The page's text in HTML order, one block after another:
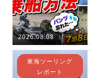
2026.08.08
東海ツーリング
レポート